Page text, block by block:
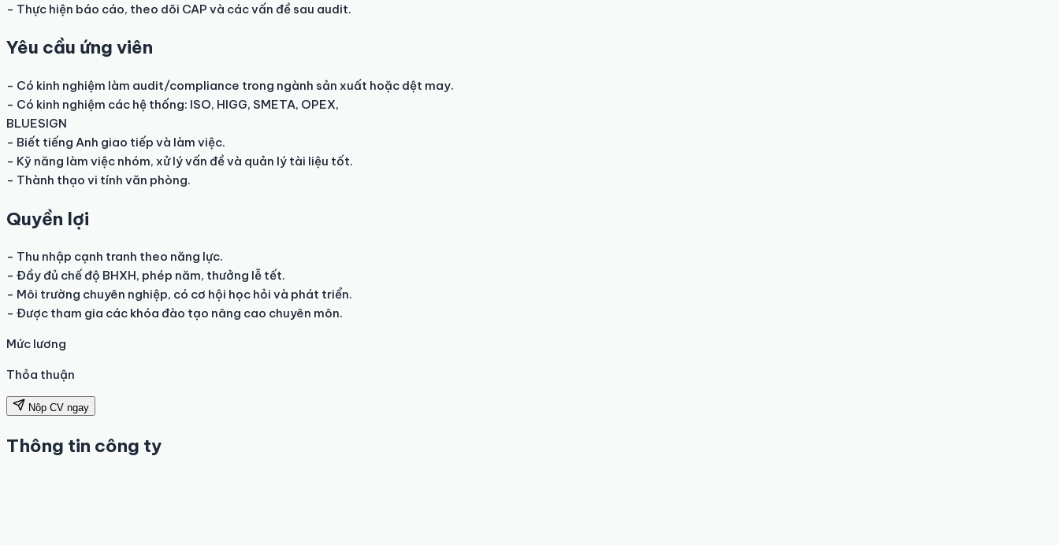
- Thực hiện báo cáo, theo dõi CAP và các vấn đề sau audit.
Yêu cầu ứng viên
- Có kinh nghiệm làm audit/compliance trong ngành sản xuất hoặc dệt may.
- Có kinh nghiệm các hệ thống: ISO, HIGG, SMETA, OPEX,
BLUESIGN
- Biết tiếng Anh giao tiếp và làm việc.
- Kỹ năng làm việc nhóm, xử lý vấn đề và quản lý tài liệu tốt.
- Thành thạo vi tính văn phòng.
Quyền lợi
- Thu nhập cạnh tranh theo năng lực.
- Đầy đủ chế độ BHXH, phép năm, thưởng lễ tết.
- Môi trường chuyên nghiệp, có cơ hội học hỏi và phát triển.
- Được tham gia các khóa đào tạo nâng cao chuyên môn.
Mức lương
Thỏa thuận
Nộp CV ngay
Thông tin công ty